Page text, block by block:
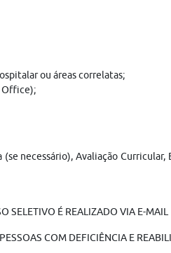
ou áreas correlatas;
Office);
(se necessário), Avaliação
SELETIVO É REALIZADO VIA E-MAIL
COM DEFICIÊNCIA E